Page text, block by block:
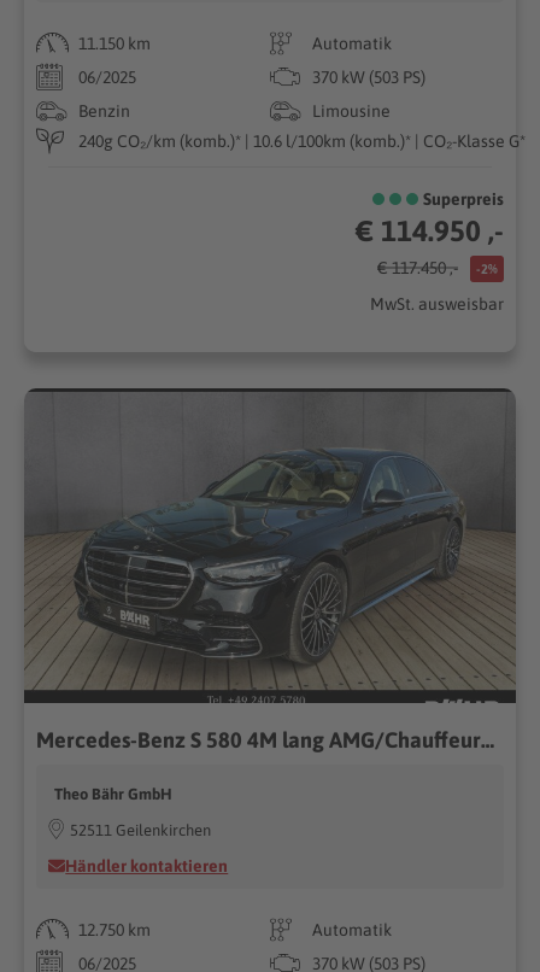
11.150 km
Automatik
06/2025
370 kW (503 PS)
Benzin
Limousine
240g CO₂/km (komb.)* | 10.6 l/100km (komb.)* | CO₂-Klasse G*
Superpreis
€ 114.950 ,-
€ 117.450 ,- -2%
MwSt. ausweisbar
Mercedes-Benz S 580 4M lang AMG/Chauffeur/Burmester3D/Pano/360
Theo Bähr GmbH
52511 Geilenkirchen
Händler kontaktieren
12.750 km
Automatik
06/2025
370 kW (503 PS)